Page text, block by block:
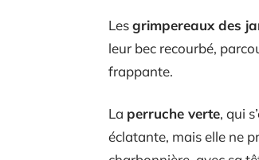
Lesgrimpereaux des
leur bec recourbé,
frappante.
La perruche verte, qui
éclatante, mais elle ne